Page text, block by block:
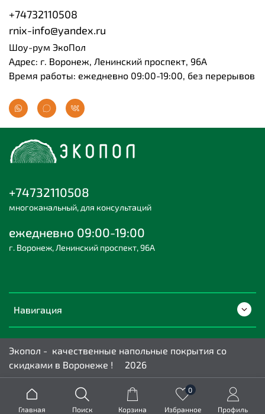
+74732110508
rnix-info@yandex.ru
Шоу-рум ЭкоПол
Адрес: г. Воронеж, Ленинский проспект, 96А
Время работы: ежедневно 09:00-19:00, без перерывов
Навигация
+74732110508
многоканальный, для консультаций
ежедневно 09:00-19:00
г. Воронеж, Ленинский проспект, 96А
Экопол - качественные напольные покрытия со
скидками в Воронеже ! 2026
Главная Поиск Корзина
0
Избранное Профиль